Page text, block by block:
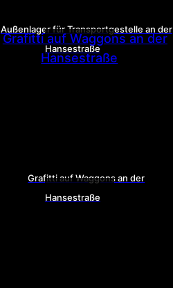
Außenlager für Transportgestelle an der
Hansestraße
Grafitti auf Waggons an der
Hansestraße